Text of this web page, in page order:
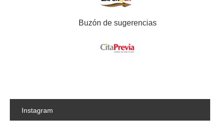
Buzón de sugerencias
Instagram